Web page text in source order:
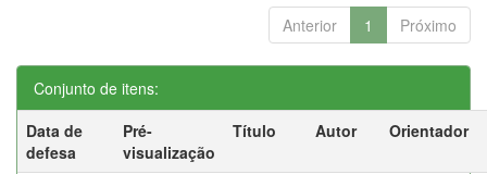
Anterior 1 Próximo
Conjunto de itens:
Data de
defesa
Pré-
visualização
Título Autor Orientador